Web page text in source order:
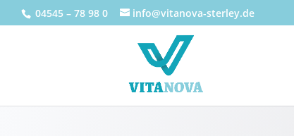
04545 – 78 98 0 info@vitanova-sterley.de